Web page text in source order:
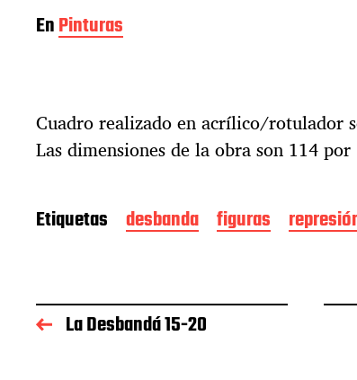
EnPinturas
Cuadro realizado en acrílico/rotulador
Las dimensiones de la obra son 114
Etiquetas desbanda figuras
La Desbandá 15-20